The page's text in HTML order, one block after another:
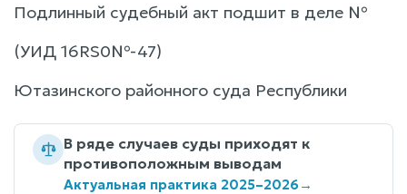
Подлинный судебный акт подшит в деле №
(УИД 16RS0№-47)
Ютазинского районного суда Республики
В ряде случаев суды приходят к
противоположным выводам
Актуальная практика 2025–2026→